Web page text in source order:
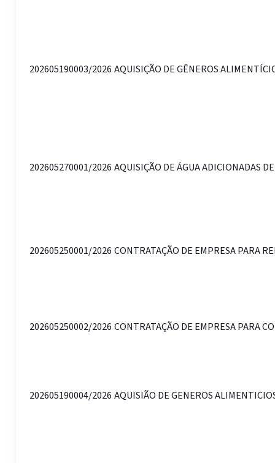
202605190003/2026 AQUISIÇÃO DE GÊNEROS
202605270001/2026 AQUISIÇÃO DE ÁGUA ADICIONADAS
202605250001/2026 CONTRATAÇÃO DE EMPRESA PARA
202605250002/2026 CONTRATAÇÃO DE EMPRESA PARA
202605190004/2026 AQUISIÃO DE GENEROS